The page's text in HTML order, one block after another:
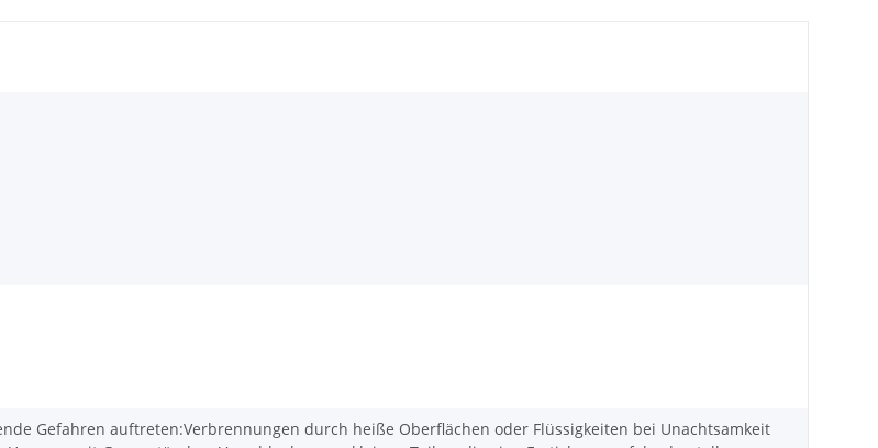
Gefahren auftreten:Verbrennungen durch heiße Oberflächen oder Flüssigkeiten bei Unachtsamkeit